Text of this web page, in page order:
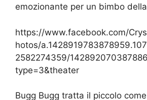
emozionante per un bimbo
https://www.facebook.com/
hotos/
2582274359/
type=3&theater
Bugg Bugg tratta il piccolo